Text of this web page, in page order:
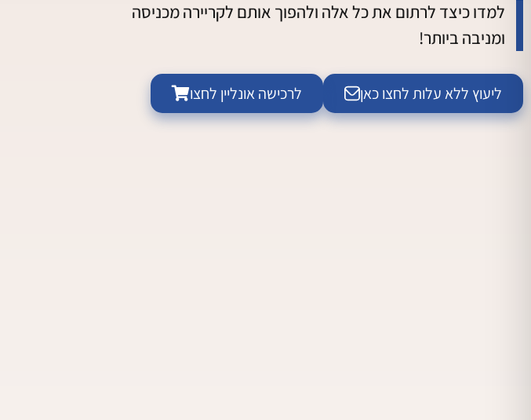
למדו כיצד לרתום את כל אלה ולהפוך אותם לקריירה מכניסה
ומניבה ביותר!
ליעוץ ללא עלות לחצו כאן לרכישה אונליין לחצו